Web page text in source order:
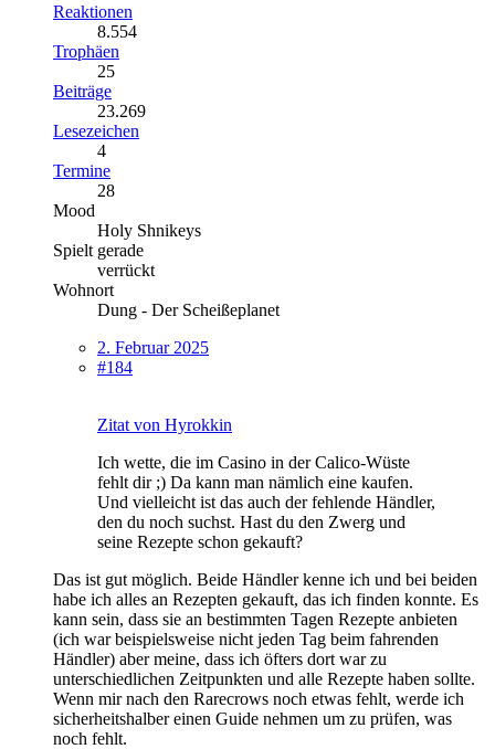
Reaktionen
8.554
Trophäen
25
Beiträge
23.269
Lesezeichen
4
Termine
28
Mood
Holy Shnikeys
Spielt gerade
verrückt
Wohnort
Dung - Der Scheißeplanet
2. Februar 2025
#184
Zitat von Hyrokkin
Ich wette, die im Casino in der Calico-Wüste
fehlt dir ;) Da kann man nämlich eine kaufen.
Und vielleicht ist das auch der fehlende Händler,
den du noch suchst. Hast du den Zwerg und
seine Rezepte schon gekauft?
Das ist gut möglich. Beide Händler kenne ich und bei beiden
habe ich alles an Rezepten gekauft, das ich finden konnte. Es
kann sein, dass sie an bestimmten Tagen Rezepte anbieten
(ich war beispielsweise nicht jeden Tag beim fahrenden
Händler) aber meine, dass ich öfters dort war zu
unterschiedlichen Zeitpunkten und alle Rezepte haben sollte.
Wenn mir nach den Rarecrows noch etwas fehlt, werde ich
sicherheitshalber einen Guide nehmen um zu prüfen, was
noch fehlt.